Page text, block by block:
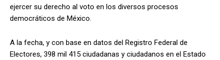
ejercer su derecho al voto en los diversos procesos
democráticos de México.
A la fecha, y con base en datos del Registro Federal de
Electores, 398 mil 415 ciudadanas y ciudadanos en el Estado